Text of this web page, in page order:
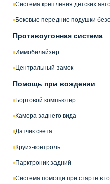
Система крепления детских
Боковые передние подушки
Противоугонная система
Иммобилайзер
Центральный замок
Помощь при вождении
Бортовой компьютер
Камера заднего вида
Датчик света
Круиз-контроль
Парктроник задний
Система помощи при старте в